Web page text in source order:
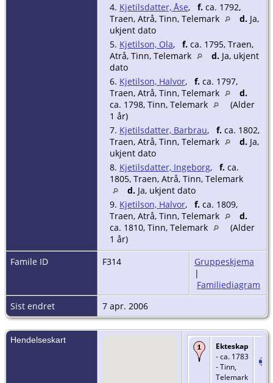
4. Kjetilsdatter, Åse, f. ca. 1792,
Traen, Atrå, Tinn, Telemark
d. Ja,
ukjent dato
5. Kjetilson, Ola, f. ca. 1795, Traen,
Atrå, Tinn, Telemark
d. Ja, ukjent
dato
6. Kjetilson, Halvor, f. ca. 1797,
Traen, Atrå, Tinn, Telemark
d.
ca. 1798, Tinn, Telemark
(Alder
1 år)
7. Kjetilsdatter, Barbrau, f. ca. 1802,
Traen, Atrå, Tinn, Telemark
d. Ja,
ukjent dato
8. Kjetilsdatter, Ingeborg, f. ca.
1805, Traen, Atrå, Tinn, Telemark
d. Ja, ukjent dato
9. Kjetilson, Halvor, f. ca. 1809,
Traen, Atrå, Tinn, Telemark
d.
ca. 1810, Tinn, Telemark
(Alder
1 år)
Famile ID
F314
Gruppeskjema
|
Familiediagram
Sist endret
7 apr. 2006
Hendelseskart
Ekteskap
- ca. 1783
- Tinn,
Telemark